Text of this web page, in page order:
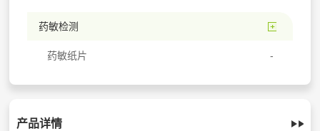
药敏检测
药敏纸片
产品详情